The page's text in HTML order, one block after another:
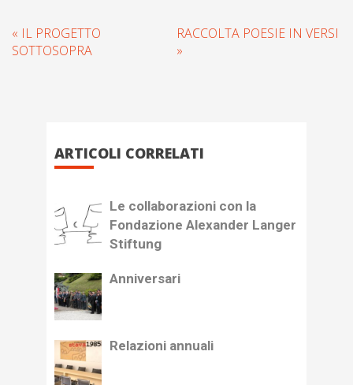
« IL PROGETTO
SOTTOSOPRA
RACCOLTA POESIE IN VERSI
»
ARTICOLI CORRELATI
Le collaborazioni con la
Fondazione Alexander Langer
Stiftung
Anniversari
Relazioni annuali